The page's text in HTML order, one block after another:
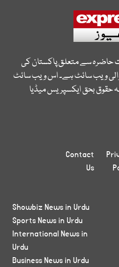
حاضرہ سے متعلق پاکستان کی
ویب سائٹ ہے۔ اس ویب سائٹ
حقوق بحق ایکسپریس میڈیا
Contact
Us
Showbiz News in Urdu
Sports News in Urdu
International News in
Urdu
Business News in Urdu